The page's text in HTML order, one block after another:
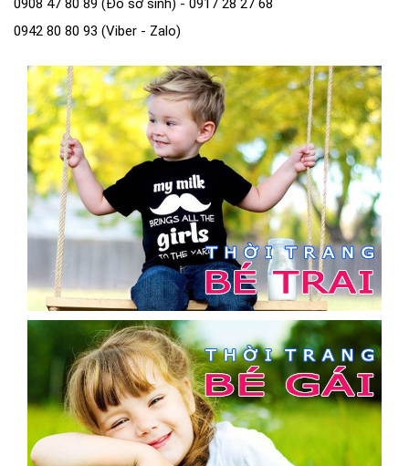
0908 47 80 89 (Đồ sơ sinh) - 0917 28 27 68
0942 80 80 93 (Viber - Zalo)